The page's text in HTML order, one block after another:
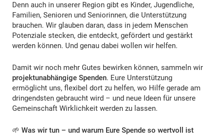
Denn auch in unserer Region gibt es Kinder, Jugendliche,
Familien, Senioren und Seniorinnen, die Unterstützung
brauchen. Wir glauben daran, dass in jedem Menschen
Potenziale stecken, die entdeckt, gefördert und gestärkt
werden können. Und genau dabei wollen wir helfen.
Damit wir noch mehr Gutes bewirken können, sammeln wir
projektunabhängige Spenden. Eure Unterstützung
ermöglicht uns, flexibel dort zu helfen, wo Hilfe gerade am
dringendsten gebraucht wird – und neue Ideen für unsere
Gemeinschaft Wirklichkeit werden zu lassen.
🌱 Was wir tun – und warum Eure Spende so wertvoll ist